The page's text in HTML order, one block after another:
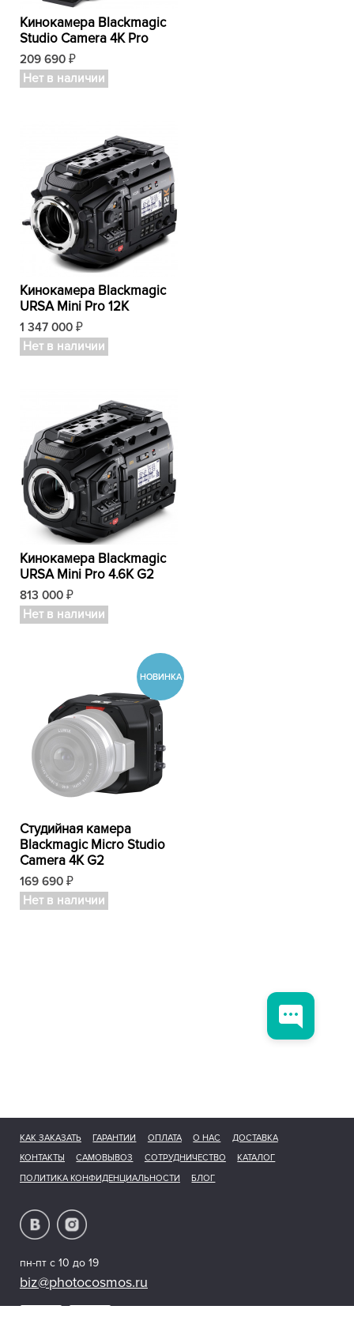
Кинокамера Blackmagic
Studio Camera 4K Pro
209 690 ₽
Нет в наличии
Кинокамера Blackmagic
URSA Mini Pro 12K
1 347 000 ₽
Нет в наличии
Кинокамера Blackmagic
URSA Mini Pro 4.6K G2
813 000 ₽
Нет в наличии
Студийная камера
Blackmagic Micro Studio
Camera 4K G2
169 690 ₽
Нет в наличии
КАК ЗАКАЗАТЬ ГАРАНТИИ ОПЛАТА О НАС
ДОСТАВКА
КОНТАКТЫ
САМОВЫВОЗ СОТРУДНИЧЕСТВО
КАТАЛОГ
ПОЛИТИКА КОНФИДЕНЦИАЛЬНОСТИ
БЛОГ
пн-пт с 10 до 19
biz@photocosmos.ru